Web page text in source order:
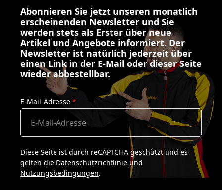
Abonnieren Sie jetzt unseren monatlich
erscheinenden Newsletter und Sie
werden stets als Erster über neue
Artikel und Angebote informiert. Der
Newsletter ist natürlich jederzeit über
einen Link in der E-Mail oder dieser Seite
wieder abbestellbar.
E-Mail-Adresse *
Diese Seite ist durch reCAPTCHA geschützt und es
gelten die Datenschutzrichtlinie und
Nutzungsbedingungen.